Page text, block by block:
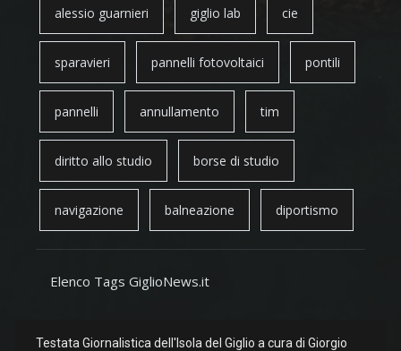
alessio guarnieri giglio lab cie
sparavieri pannelli fotovoltaici pontili
pannelli annullamento tim
diritto allo studio borse di studio
navigazione balneazione diportismo
Elenco Tags GiglioNews.it
Testata Giornalistica dell'Isola del Giglio a cura di Giorgio